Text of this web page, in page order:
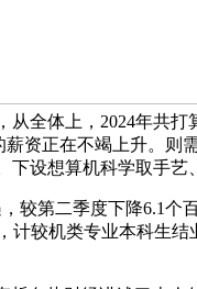
全体上，2024年共打
资正在不竭上升。则
设想算机科学取手艺
第二季度下降6.1个
较机类专业本科生